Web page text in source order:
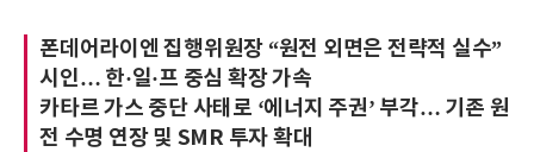
폰데어라이엔 집행위원장 “원전 외면은 전략적 실수”
시인… 한·일·프 중심 확장 가속
카타르 가스 중단 사태로 ‘에너지 주권’ 부각… 기존 원
전 수명 연장 및 SMR 투자 확대